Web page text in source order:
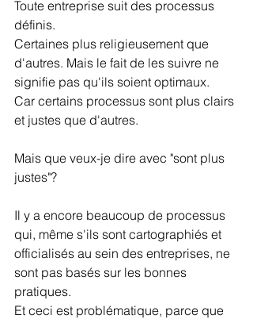
Toute entreprise suit des processus
définis.
Certaines plus religieusement que
d'autres. Mais le fait de les suivre ne
signifie pas qu'ils soient optimaux.
Car certains processus sont plus clairs
et justes que d'autres.
Mais que veux-je dire avec "sont plus
justes"?
Il y a encore beaucoup de processus
qui, même s'ils sont cartographiés et
officialisés au sein des entreprises, ne
sont pas basés sur les bonnes
pratiques.
Et ceci est problématique, parce que